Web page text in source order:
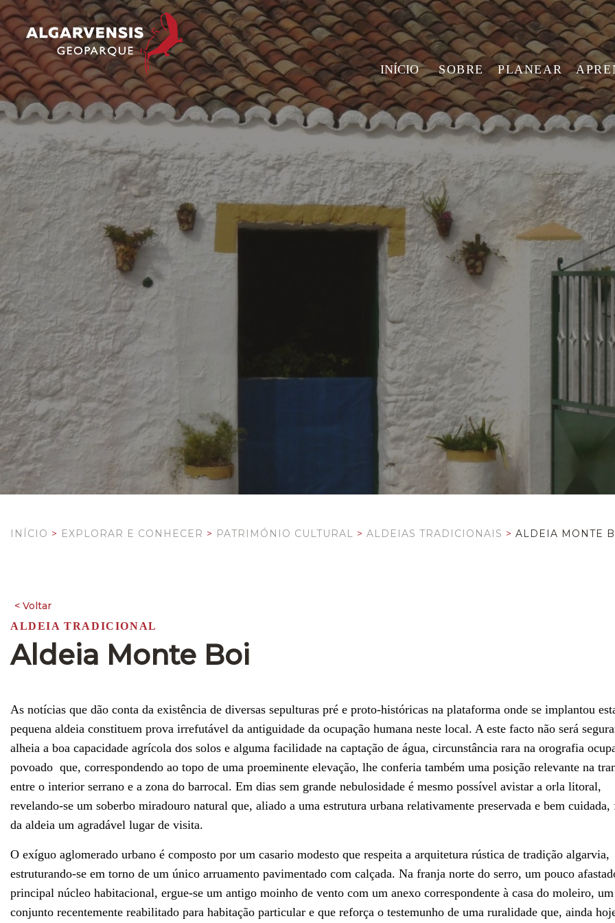
INÍCIO SOBRE PLANEAR
INÍCIO > EXPLORAR E CONHECER > PATRIMÓNIO CULTURAL > ALDEIAS TRADICIONAIS > ALDEIA MONTE
ALDEIA TRADICIONAL
Aldeia Monte Boi
As notícias que dão conta da existência de diversas sepulturas pré e proto-históricas na plataforma onde se implantou
pequena aldeia constituem prova irrefutável da antiguidade da ocupação humana neste local. A este facto não será
alheia a boa capacidade agrícola dos solos e alguma facilidade na captação de água, circunstância rara na orografia
povoado que, correspondendo ao topo de uma proeminente elevação, lhe conferia também uma posição relevante na
entre o interior serrano e a zona do barrocal. Em dias sem grande nebulosidade é mesmo possível avistar a orla litoral,
revelando-se um soberbo miradouro natural que, aliado a uma estrutura urbana relativamente preservada e bem cuidada,
da aldeia um agradável lugar de visita.
O exíguo aglomerado urbano é composto por um casario modesto que respeita a arquitetura rústica de tradição algarvia,
estruturando-se em torno de um único arruamento pavimentado com calçada. Na franja norte do serro, um pouco
principal núcleo habitacional, ergue-se um antigo moinho de vento com um anexo correspondente à casa do moleiro, um
conjunto recentemente reabilitado para habitação particular e que reforça o testemunho de uma ruralidade que, ainda